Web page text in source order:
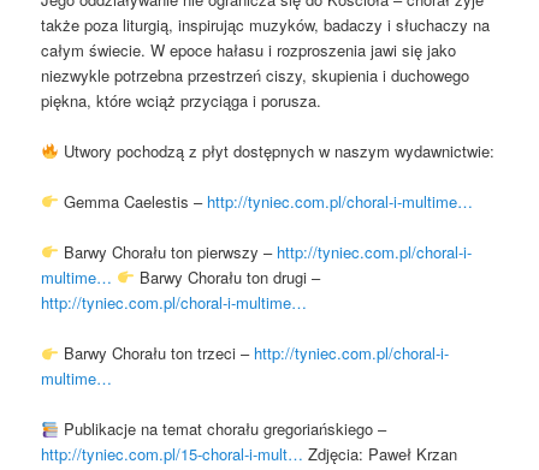
także poza liturgią, inspirując muzyków, badaczy i słuchaczy na
całym świecie. W epoce hałasu i rozproszenia jawi się jako
niezwykle potrzebna przestrzeń ciszy, skupienia i duchowego
piękna, które wciąż przyciąga i porusza.
Utwory pochodzą z płyt dostępnych w naszym wydawnictwie:
Gemma Caelestis – http://tyniec.com.pl/choral-i-multime…
Barwy Chorału ton pierwszy – http://tyniec.com.pl/choral-i-
multime…
Barwy Chorału ton drugi –
http://tyniec.com.pl/choral-i-multime…
Barwy Chorału ton trzeci – http://tyniec.com.pl/choral-i-
multime…
Publikacje na temat chorału gregoriańskiego –
http://tyniec.com.pl/15-choral-i-mult… Zdjęcia: Paweł Krzan